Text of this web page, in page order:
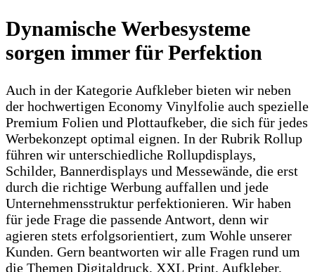
Dynamische Werbesysteme
sorgen immer für Perfektion
Auch in der Kategorie Aufkleber bieten wir neben
der hochwertigen Economy Vinylfolie auch spezielle
Premium Folien und Plottaufkeber, die sich für jedes
Werbekonzept optimal eignen. In der Rubrik Rollup
führen wir unterschiedliche Rollupdisplays,
Schilder, Bannerdisplays und Messewände, die erst
durch die richtige Werbung auffallen und jede
Unternehmensstruktur perfektionieren. Wir haben
für jede Frage die passende Antwort, denn wir
agieren stets erfolgsorientiert, zum Wohle unserer
Kunden. Gern beantworten wir alle Fragen rund um
die Themen Digitaldruck, XXL Print, Aufkleber,